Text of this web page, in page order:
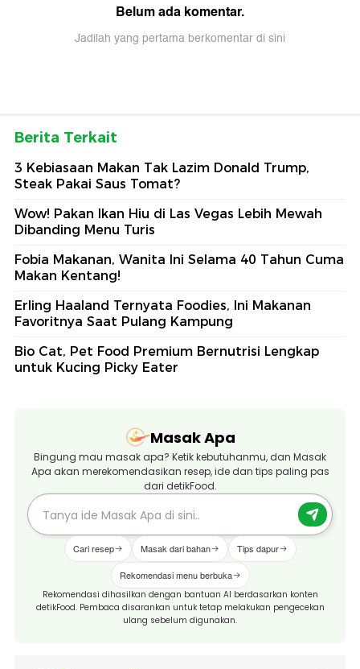
Belum ada komentar.
Jadilah yang pertama berkomentar di sini
Berita Terkait
3 Kebiasaan Makan Tak Lazim Donald Trump,
Steak Pakai Saus Tomat?
Wow! Pakan Ikan Hiu di Las Vegas Lebih Mewah
Dibanding Menu Turis
Fobia Makanan, Wanita Ini Selama 40 Tahun Cuma
Makan Kentang!
Erling Haaland Ternyata Foodies, Ini Makanan
Favoritnya Saat Pulang Kampung
Bio Cat, Pet Food Premium Bernutrisi Lengkap
untuk Kucing Picky Eater
Masak Apa
Bingung mau masak apa? Ketik kebutuhanmu, dan Masak
Apa akan merekomendasikan resep, ide dan tips paling pas
dari detikFood.
Cari resep Masak dari bahan Tips dapur
Rekomendasi menu berbuka
Rekomendasi dihasilkan dengan bantuan AI berdasarkan konten
detikFood. Pembaca disarankan untuk tetap melakukan pengecekan
ulang sebelum digunakan.